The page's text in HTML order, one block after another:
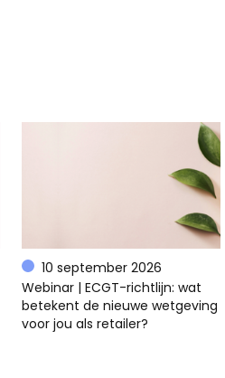
10 september 2026
Webinar | ECGT-richtlijn: wat
betekent de nieuwe wetgeving
voor jou als retailer?